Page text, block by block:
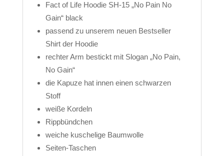
Fact of Life Hoodie SH-15 „No Pain No
Gain“ black
passend zu unserem neuen Bestseller
Shirt der Hoodie
rechter Arm bestickt mit Slogan „No Pain,
No Gain“
die Kapuze hat innen einen schwarzen
Stoff
weiße Kordeln
Rippbündchen
weiche kuschelige Baumwolle
Seiten-Taschen